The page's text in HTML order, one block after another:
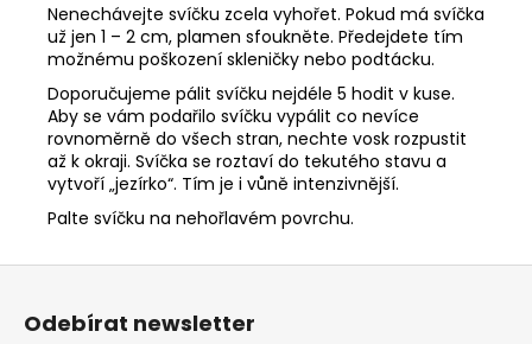
Nenechávejte svíčku zcela vyhořet. Pokud má svíčka
už jen 1 – 2 cm, plamen sfoukněte. Předejdete tím
možnému poškození skleničky nebo podtácku.
Doporučujeme pálit svíčku nejdéle 5 hodit v kuse.
Aby se vám podařilo svíčku vypálit co nevíce
rovnoměrně do všech stran, nechte vosk rozpustit
až k okraji. Svíčka se roztaví do tekutého stavu a
vytvoří „jezírko“. Tím je i vůně intenzivnější.
Palte svíčku na nehořlavém povrchu.
Z
Odebírat newsletter